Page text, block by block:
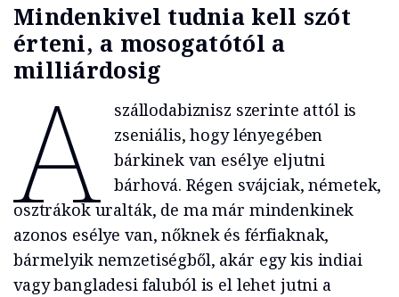
Mindenkivel tudnia kell szót
érteni, a mosogatótól a
milliárdosig
A
szállodabiznisz szerinte attól is
zseniális, hogy lényegében
bárkinek van esélye eljutni
bárhová. Régen svájciak, németek,
osztrákok uralták, de ma már mindenkinek
azonos esélye van, nőknek és férfiaknak,
bármelyik nemzetiségből, akár egy kis indiai
vagy bangladesi faluból is el lehet jutni a